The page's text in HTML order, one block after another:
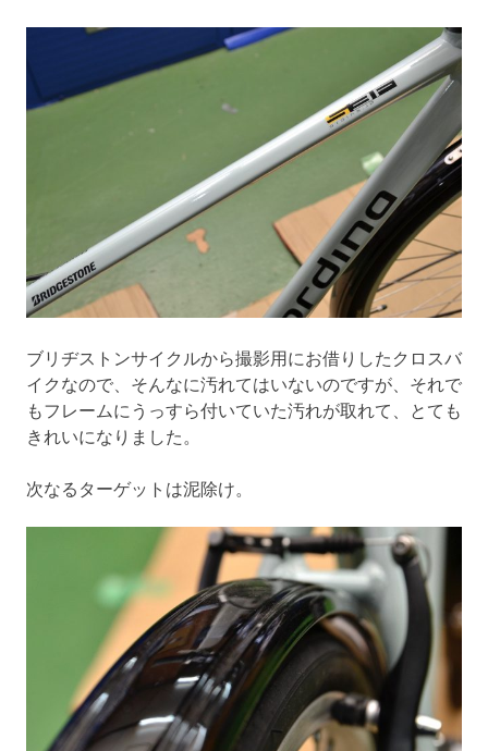
ブリヂストンサイクルから撮影用にお借りしたクロスバ
イクなので、そんなに汚れてはいないのですが、それで
もフレームにうっすら付いていた汚れが取れて、とても
きれいになりました。
次なるターゲットは泥除け。